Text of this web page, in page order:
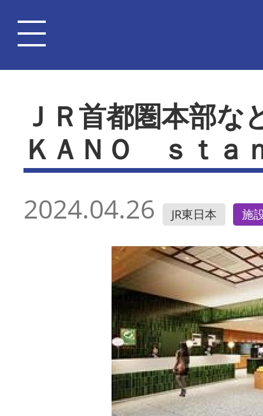
ＪＲ首都圏本部
ＫＡＮＯ ｓｔａ
2024.04.26 JR東日本 施